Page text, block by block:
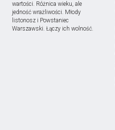
wartości. Różnica wieku, ale
jedność wrażliwości. Młody
listonosz i Powstaniec
Warszawski. Łączy ich wolność.